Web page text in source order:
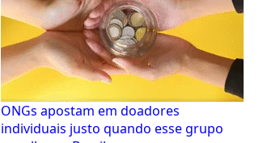
ONGs apostam em doadores
individuais justo quando esse grupo